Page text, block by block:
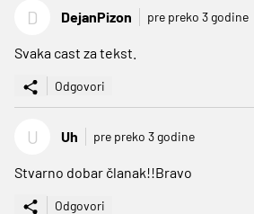
D DejanPizon pre preko 3 godine
Svaka cast za tekst.
Odgovori
U Uh pre preko 3 godine
Stvarno dobar članak!!Bravo
Odgovori